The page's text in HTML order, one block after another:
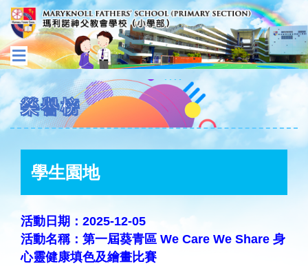
榮譽榜
學生園地
活動日期：2025-12-05
活動名稱：第一屆葵青區 We Care We Share 身
心靈健康填色及繪畫比賽